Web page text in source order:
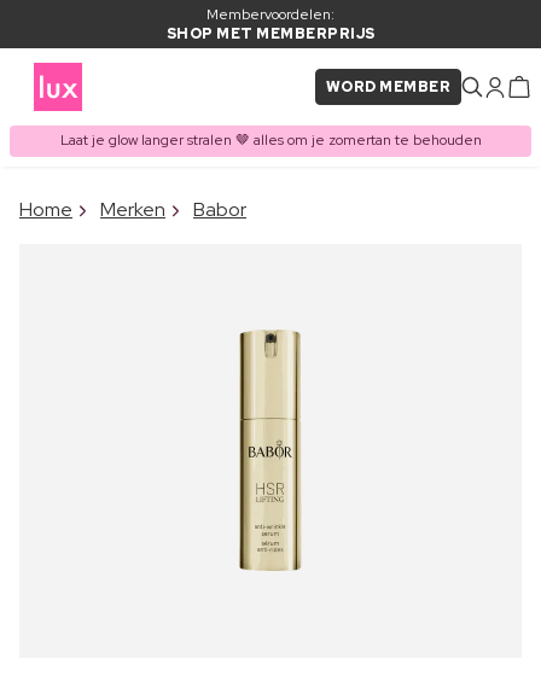
Membervoordelen:
SHOP MET MEMBERPRIJS
WORD MEMBER
Laat je glow langer stralen 🤎 alles om je zomertan te behouden
ITEM TOEGEVOEGD AAN
Home Merken Babor